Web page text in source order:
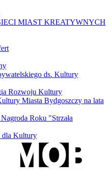
MIAST KREATYWNYCH
ds. Kultury
Rozwoju Kultury
Miasta Bydgoszczy na lata
Roku "Strzała
dla Kultury